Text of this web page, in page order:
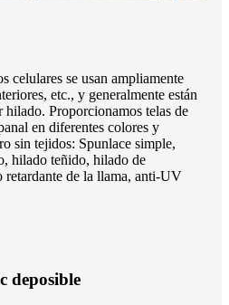
celulares se usan ampliamente
etc., y generalmente están
hilado. Proporcionamos telas de
en diferentes colores y
sin tejidos: Spunlace simple,
hilado teñido, hilado de
retardante de la llama, anti-UV
deposible